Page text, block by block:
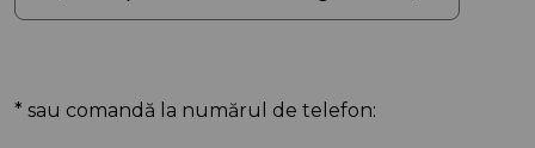
* sau comandă la numărul de telefon: